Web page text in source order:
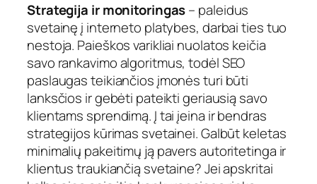
Strategija ir monitoringas– paleidus
svetainę į interneto platybes, darbai ties tuo
nestoja. Paieškos varikliai nuolatos keičia
savo rankavimo algoritmus, todėl SEO
paslaugas teikiančios įmonės turi būti
lanksčios ir gebėti pateikti geriausią savo
klientams sprendimą. Į tai įeina ir bendras
strategijos kūrimas svetainei. Galbūt keletas
minimalių pakeitimų ją pavers autoritetinga ir
klientus traukiančią svetaine? Jei apskritai